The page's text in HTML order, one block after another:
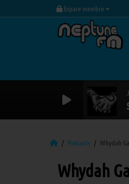
Espace membre
Podcasts Whydah
Whydah